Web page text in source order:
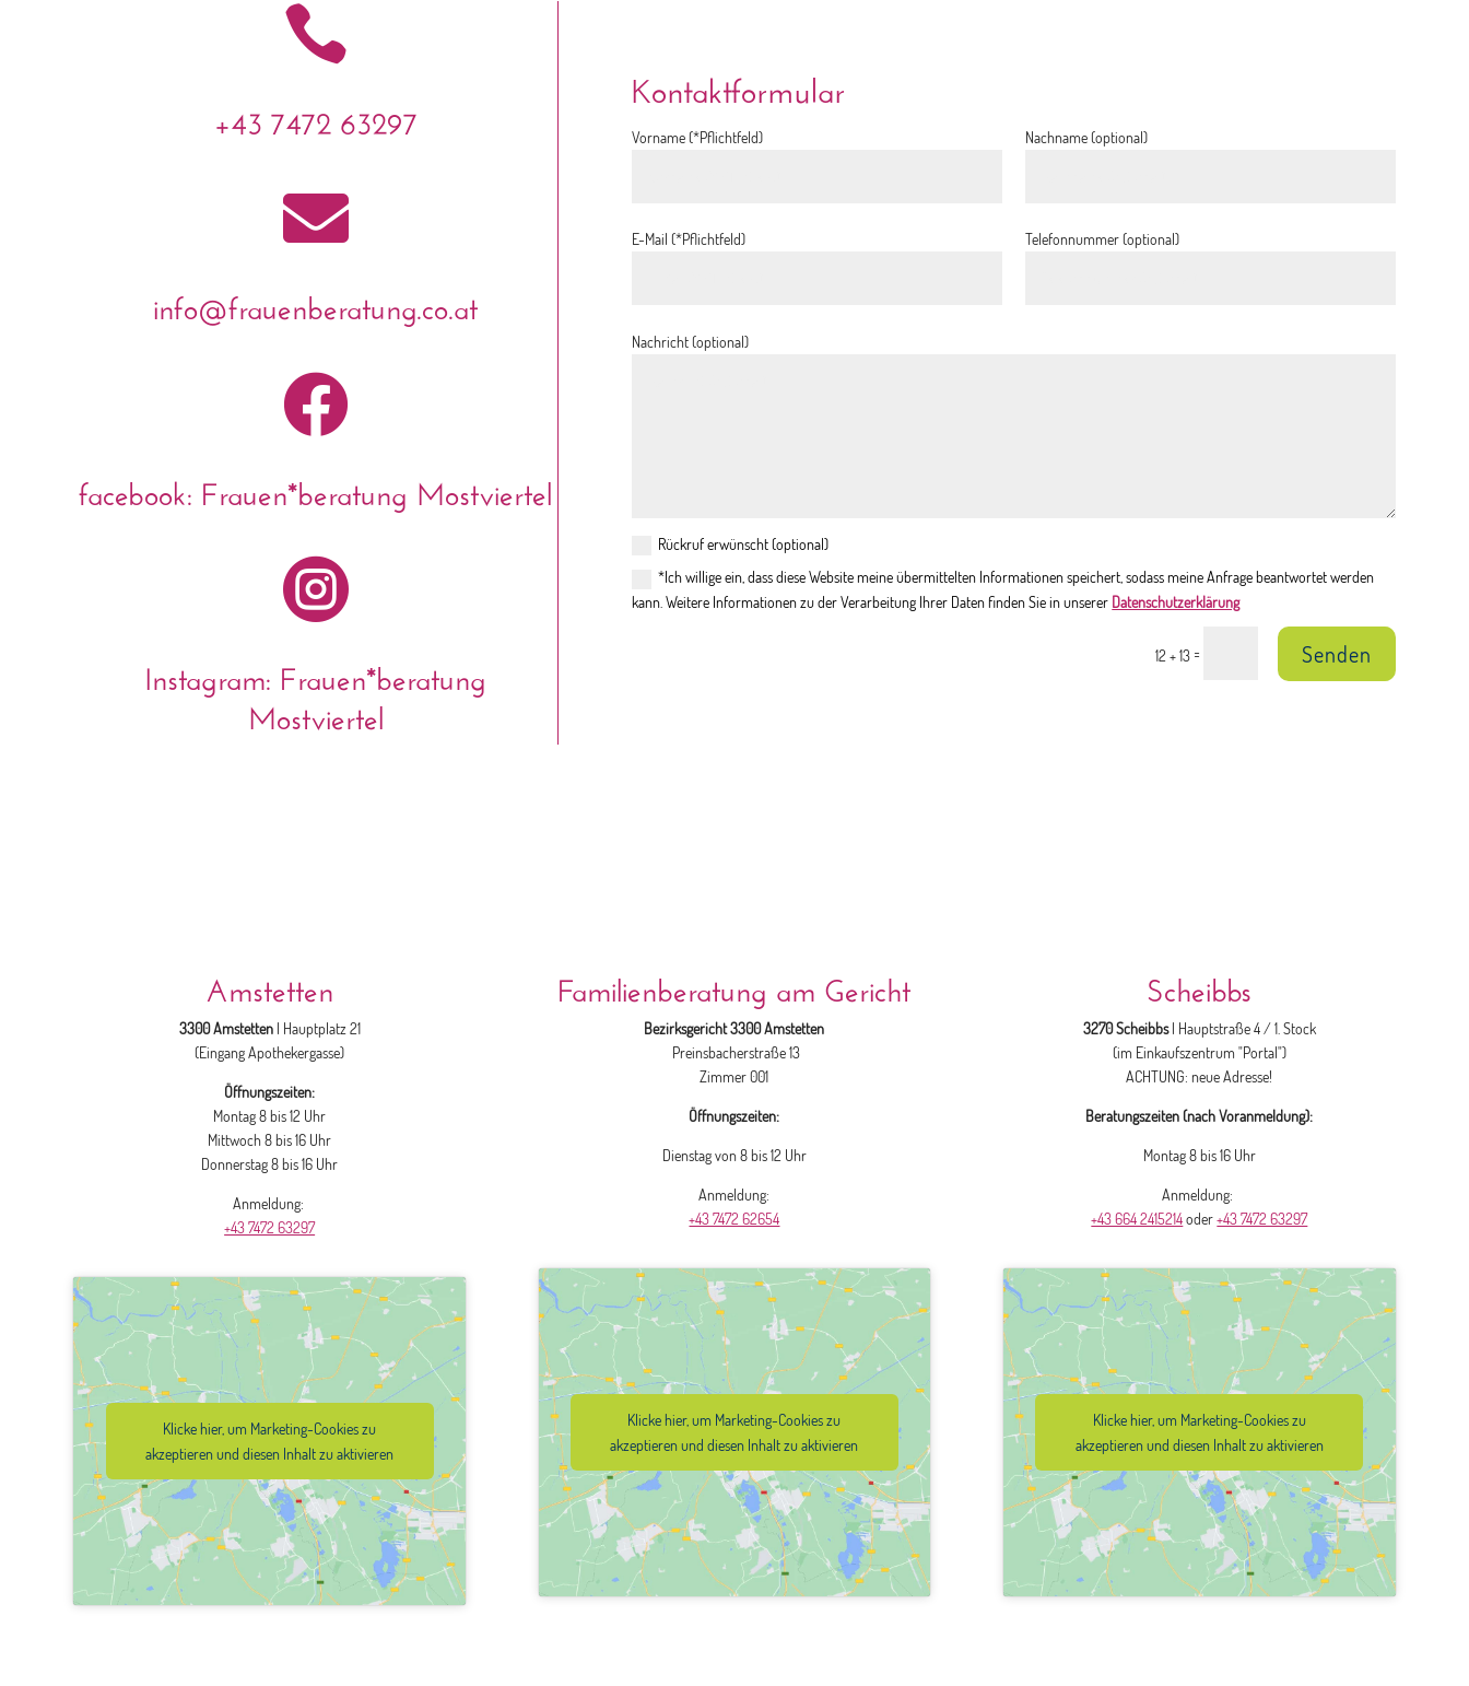

+43 7472 63297

info@frauenberatung.co.at

facebook: Frauen*beratung Mostviertel

Instagram: Frauen*beratung
Mostviertel
Kontaktformular
Vorname (*Pflichtfeld) Nachname (optional)
E-Mail (*Pflichtfeld) Telefonnummer (optional)
Nachricht (optional)
Rückruf erwünscht (optional)
*Ich willige ein, dass diese Website meine übermittelten Informationen speichert, sodass meine Anfrage beantwortet werden
kann. Weitere Informationen zu der Verarbeitung Ihrer Daten finden Sie in unserer Datenschutzerklärung
12 + 13= Senden
Amstetten
3300 Amstetten | Hauptplatz 21
(Eingang Apothekergasse)
Öffnungszeiten:
Montag 8 bis 12 Uhr
Mittwoch 8 bis 16 Uhr
Donnerstag 8 bis 16 Uhr
Anmeldung:
+43 7472 63297
Klicke hier, um Marketing-Cookies zu
akzeptieren und diesen Inhalt zu aktivieren
Familienberatung am Gericht
Bezirksgericht 3300 Amstetten
Preinsbacherstraße 13
Zimmer 001
Öffnungszeiten:
Dienstag von 8 bis 12 Uhr
Anmeldung:
+43 7472 62654
Klicke hier, um Marketing-Cookies zu
akzeptieren und diesen Inhalt zu aktivieren
Scheibbs
3270 Scheibbs | Hauptstraße 4 / 1. Stock
(im Einkaufszentrum "Portal")
ACHTUNG: neue Adresse!
Beratungszeiten (nach Voranmeldung):
Montag 8 bis 16 Uhr
Anmeldung:
+43 664 2415214oder+43 7472 63297
Klicke hier, um Marketing-Cookies zu
akzeptieren und diesen Inhalt zu aktivieren